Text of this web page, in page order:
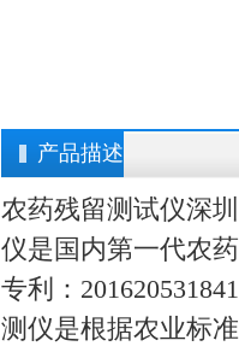
产品描述
农药残留测试仪深
仪是国内第一代农
专利：
测仪是根据农业标